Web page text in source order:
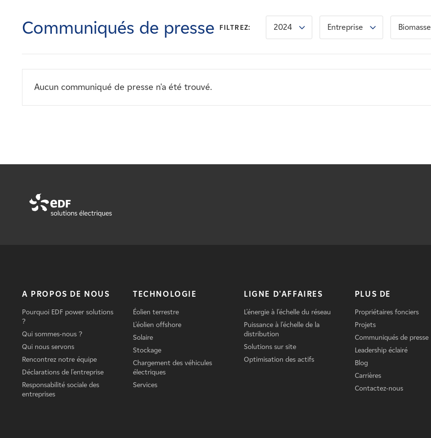
Nouvelles
Communiqués de presse FILTREZ: 2024 Entreprise Biomasse
Aucun communiqué de presse n'a été trouvé.
A PROPOS DE NOUS
Pourquoi EDF power solutions
?
Qui sommes-nous ?
Qui nous servons
Rencontrez notre équipe
Déclarations de l'entreprise
Responsabilité sociale des
entreprises
TECHNOLOGIE
Éolien terrestre
L'éolien offshore
Solaire
Stockage
Chargement des véhicules
électriques
Services
LIGNE D'AFFAIRES
L'énergie à l'échelle du réseau
Puissance à l'échelle de la
distribution
Solutions sur site
Optimisation des actifs
PLUS DE
Propriétaires fonciers
Projets
Communiqués de presse
Leadership éclairé
Blog
Carrières
Contactez-nous